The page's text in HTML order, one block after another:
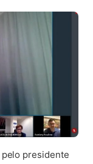
presidente